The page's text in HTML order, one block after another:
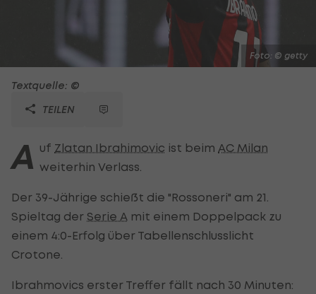
Foto: © getty
Textquelle: ©
TEILEN
A uf Zlatan Ibrahimovic ist beim AC Milan
weiterhin Verlass.
Der 39-Jährige schießt die "Rossoneri" am 21.
Spieltag der Serie A mit einem Doppelpack zu
einem 4:0-Erfolg über Tabellenschlusslicht
Crotone.
Ibrahmovics erster Treffer fällt nach 30 Minuten: